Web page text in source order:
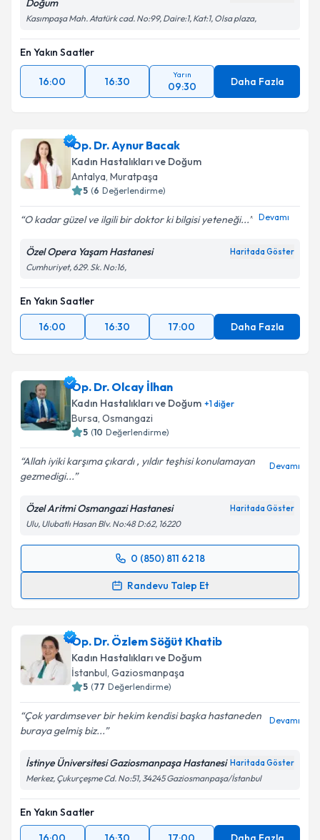
Doğum
Kasımpaşa Mah. Atatürk cad. No:99, Daire:1, Kat:1, Olsa plaza,
En Yakın Saatler
16:00 16:30
Yarın
09:30 Daha Fazla
Op. Dr. Aynur Bacak
Kadın Hastalıkları ve Doğum
Antalya, Muratpaşa
5 (6 Değerlendirme)
O kadar güzel ve ilgili bir doktor ki bilgisi yeteneği... Devamı
Özel Opera Yaşam Hastanesi Haritada Göster
Cumhuriyet, 629. Sk. No:16,
En Yakın Saatler
16:00
16:30 17:00 Daha Fazla
Op. Dr. Olcay İlhan
Kadın Hastalıkları ve Doğum +1diğer
Bursa, Osmangazi
5 (10 Değerlendirme)
Allah iyiki karşıma çıkardı , yıldır teşhisi konulamayan
gezmedigi...
Devamı
Özel Aritmi Osmangazi Hastanesi Haritada Göster
Ulu, Ulubatlı Hasan Blv. No:48 D:62, 16220
0 (850) 811 62 18
Randevu Talep Et
Randevu Takvimi Talebi
takvim hazırlandığında e-posta ile bilgilendireceğiz.
E-posta Adresiniz
Kişisel verilerimin işlenmesine ilişkin
kapsamda işlenmesini kabul ediyorum.
Op. Dr. Özlem Söğüt Khatib
Kadın Hastalıkları ve Doğum
İstanbul, Gaziosmanpaşa
5 (77 Değerlendirme)
Çok yardımsever bir hekim kendisi başka hastaneden
buraya gelmiş biz...
Devamı
İstinye Üniversitesi Gaziosmanpaşa Hastanesi Haritada Göster
Merkez, Çukurçeşme Cd. No:51, 34245 Gaziosmanpaşa/İstanbul
En Yakın Saatler